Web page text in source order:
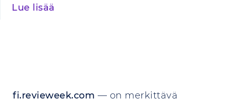
Lue lisää
fi.revieweek.com — on merkittävä